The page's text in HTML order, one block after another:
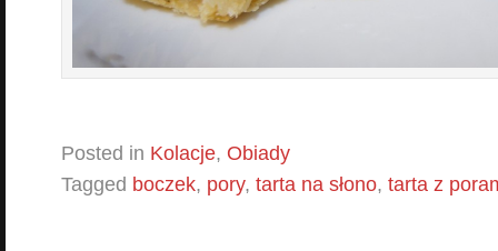
Posted in Kolacje, Obiady
Tagged boczek, pory, tarta na słono, tarta z